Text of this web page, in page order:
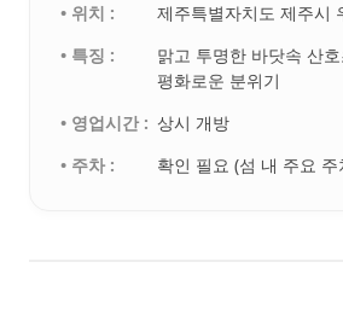
• 위치 : 제주특별자치도 제주시
• 특징 :
맑고 투명한 바닷속 산
평화로운 분위기
• 영업시간 : 상시 개방
• 주차 :
확인 필요 (섬 내 주요